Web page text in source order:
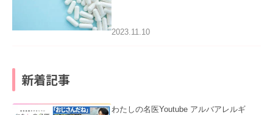
2023.11.10
新着記事
わたしの名医Youtube アルバアレルギ